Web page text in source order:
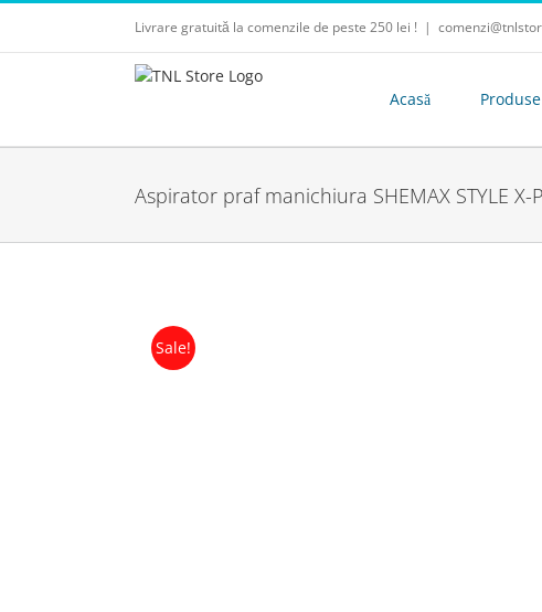
Skip
content
Livrare gratuită la comenzile de peste 250 lei ! |
Acasă Produse
Aspirator praf manichiura SHEMAX STYLE X-
Sale!